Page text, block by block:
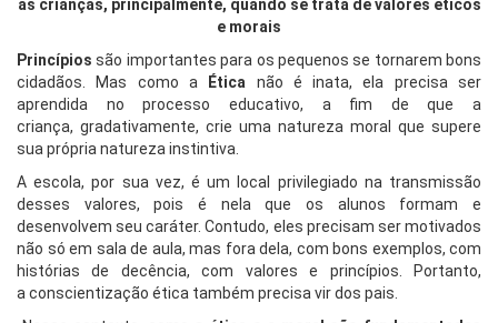
as crianças, principalmente, quando se trata de valores éticos
e morais
Princípios são importantes para os pequenos se tornarem bons
cidadãos. Mas como a
Ética não é inata, ela precisa ser
aprendida no processo educativo, a fim de que a
criança, gradativamente, crie uma natureza moral que supere
sua própria natureza instintiva.
A escola, por sua vez, é um local privilegiado na transmissão
desses valores, pois é nela que os alunos formam e
desenvolvem seu caráter. Contudo, eles precisam ser motivados
não só em sala de aula, mas fora dela, com bons exemplos, com
histórias de decência, com valores e princípios. Portanto,
a conscientização ética também precisa vir dos pais.